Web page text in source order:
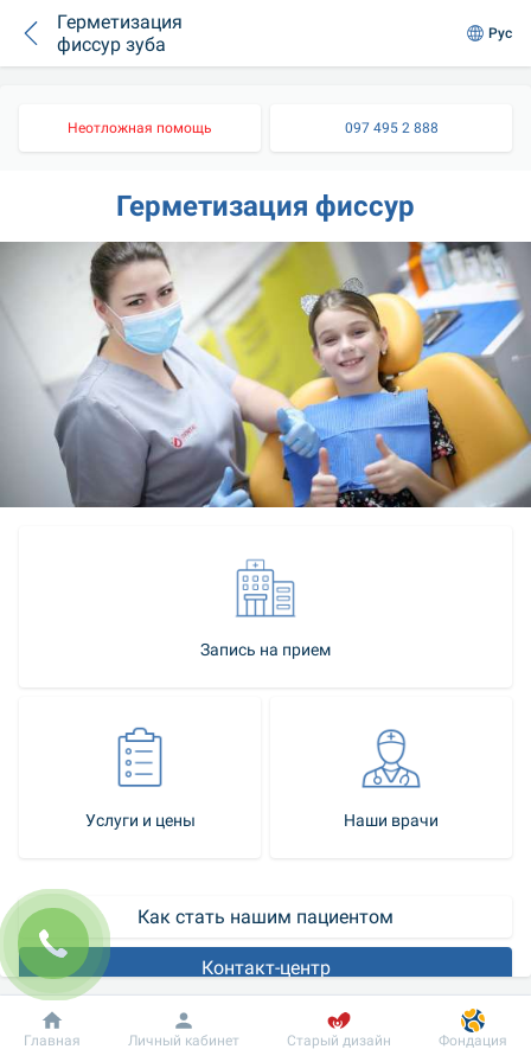
Герметизация
фиссур зуба
Рус
Неотложная помощь 097 495 2 888
Герметизация фиссур
Запись на прием
Услуги и цены Наши врачи
Как стать нашим пациентом
Контакт-центр
Развития кариеса можно избежать, если вовремя провести
Добробут Информация Пациенту
Главная Личный кабинет Старый дизайн Фондация